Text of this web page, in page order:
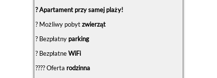
? Apartament przy samej plaży!
? Możliwy pobytzwierząt
?️ Bezpłatny parking
? BezpłatneWiFi
?‍?‍?‍? Oferta rodzinna